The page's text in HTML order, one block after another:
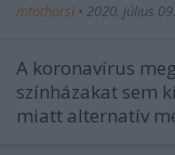
mtothorsi • 2020. július 09.
A koronavírus
színházakat sem
miatt alternatív